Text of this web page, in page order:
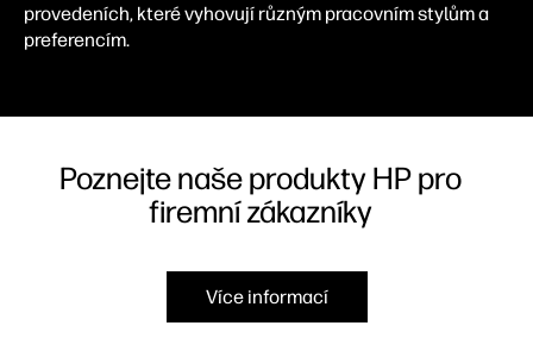
provedeních, které vyhovují různým pracovním stylům a
preferencím.
Poznejte naše produkty HP pro
firemní zákazníky
Více informací